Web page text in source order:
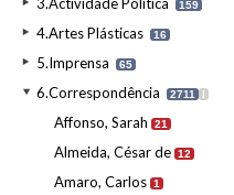
159
4.Artes Plásticas 16
5.Imprensa 65
6.Correspondência 2711 I
Affonso, Sarah 21
Almeida, César de 12
Amaro, Carlos 1